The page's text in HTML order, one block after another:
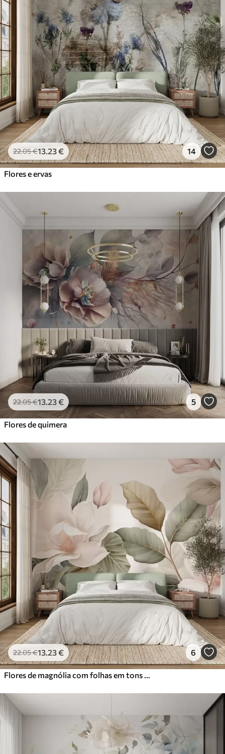
22.05€13 .23€ 14
Flores e ervas
22.05€13 .23€ 5
Flores de quimera
22.05€13 .23€ 6